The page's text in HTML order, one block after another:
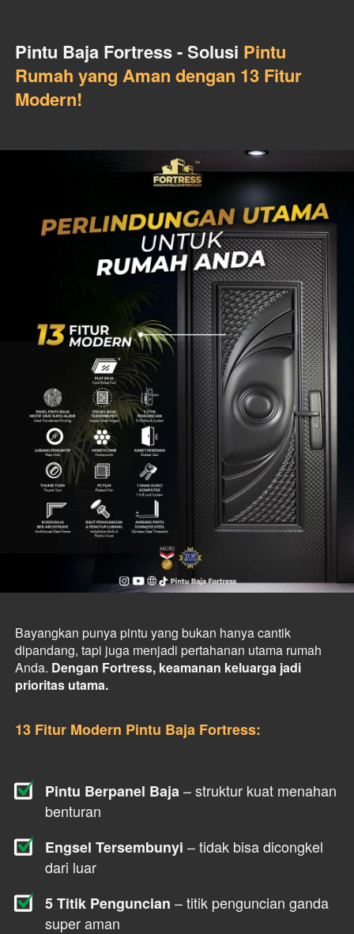
Pintu Baja Fortress - Solusi Pintu
Rumah yang Aman dengan 13 Fitur
Modern!
Bayangkan punya pintu yang bukan hanya cantik
dipandang, tapi juga menjadi pertahanan utama rumah
Anda. Dengan Fortress, keamanan keluarga jadi
prioritas utama.
13 Fitur Modern Pintu Baja Fortress:
Pintu Berpanel Baja – struktur kuat menahan
benturan
Engsel Tersembunyi – tidak bisa dicongkel
dari luar
5 Titik Penguncian – titik penguncian ganda
super aman